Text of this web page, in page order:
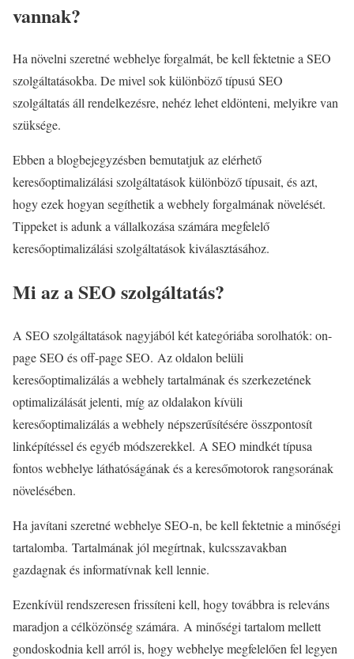
vannak?
Ha növelni szeretné webhelye forgalmát, be kell fektetnie a SEO
szolgáltatásokba. De mivel sok különböző típusú SEO
szolgáltatás áll rendelkezésre, nehéz lehet eldönteni, melyikre van
szüksége.
Ebben a blogbejegyzésben bemutatjuk az elérhető
keresőoptimalizálási szolgáltatások különböző típusait, és azt,
hogy ezek hogyan segíthetik a webhely forgalmának növelését.
Tippeket is adunk a vállalkozása számára megfelelő
keresőoptimalizálási szolgáltatások kiválasztásához.
Mi az a SEO szolgáltatás?
A SEO szolgáltatások nagyjából két kategóriába sorolhatók: on-
page SEO és off-page SEO. Az oldalon belüli
keresőoptimalizálás a webhely tartalmának és szerkezetének
optimalizálását jelenti, míg az oldalakon kívüli
keresőoptimalizálás a webhely népszerűsítésére összpontosít
linképítéssel és egyéb módszerekkel. A SEO mindkét típusa
fontos webhelye láthatóságának és a keresőmotorok rangsorának
növelésében.
Ha javítani szeretné webhelye SEO-n, be kell fektetnie a minőségi
tartalomba. Tartalmának jól megírtnak, kulcsszavakban
gazdagnak és informatívnak kell lennie.
Ezenkívül rendszeresen frissíteni kell, hogy továbbra is releváns
maradjon a célközönség számára. A minőségi tartalom mellett
gondoskodnia kell arról is, hogy webhelye megfelelően fel legyen